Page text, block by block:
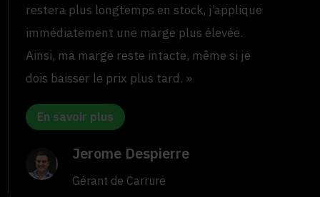
restera plus longtemps en stock, j’applique
immédiatement une marge plus élevée.
Ainsi, ma marge reste intacte, même si je
dois baisser le prix plus tard. »
En savoir plus
Jerome Despierre
Gérant de Carrure